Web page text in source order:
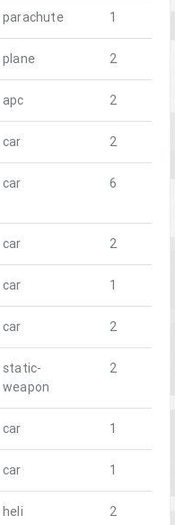
parachute 1
plane 2
apc 2
car 2
car 6
car 2
car 1
car 2
static-
weapon
2
car 1
car 1
heli 2